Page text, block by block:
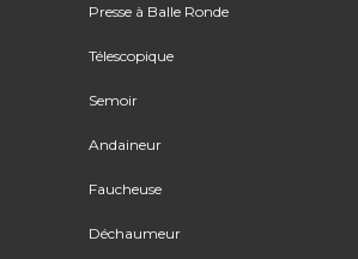
Presse à Balle Ronde
Télescopique
Semoir
Andaineur
Faucheuse
Déchaumeur